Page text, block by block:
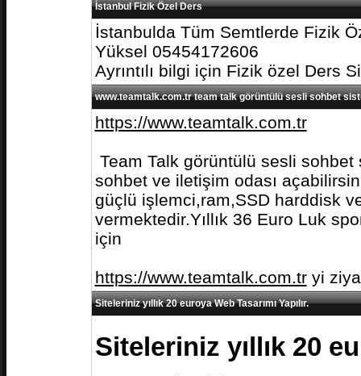
İstanbul Fizik Özel Ders
İstanbulda Tüm Semtlerde Fizik
Yüksel 05454172606
Ayrıntılı bilgi için Fizik özel Ders
www.teamtalk.com.tr team talk görüntülü sesli sohbet
https://www.teamtalk.com.tr
Team Talk görüntülü sesli
sohbet ve iletişim odası
güçlü işlemci,ram,SSD harddisk
vermektedir.Yıllık 36 Euro Luk
için
https://www.teamtalk.com.tryi
Siteleriniz yıllık 20 euroya Web Tasarımı Yapılır.
Siteleriniz yıllık 20